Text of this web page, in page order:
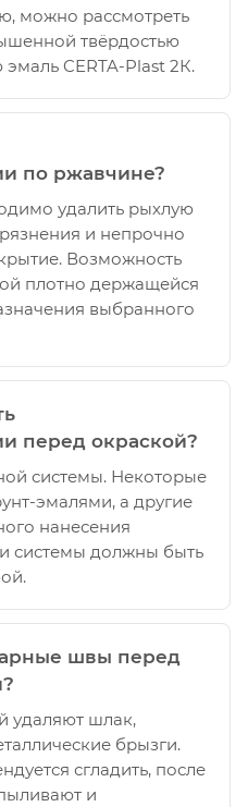
можно рассмотреть
твёрдостью
CERTA-Plast 2К.
по ржавчине?
удалить рыхлую
и непрочно
Возможность
плотно держащейся
выбранного
перед окраской?
системы. Некоторые
эмалями, а другие
нанесения
системы должны быть
швы перед
удаляют шлак,
брызги.
сгладить, после
и